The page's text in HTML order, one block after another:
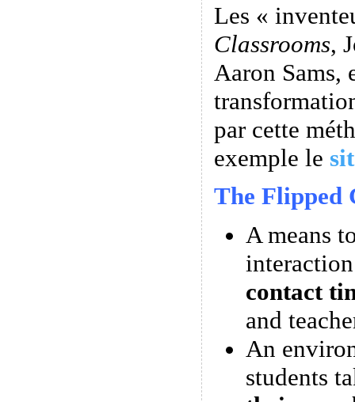
Les «
Classrooms,
Aaron Sams,
par cette
exemple le
The Flipped
A means
contact
and
An
students